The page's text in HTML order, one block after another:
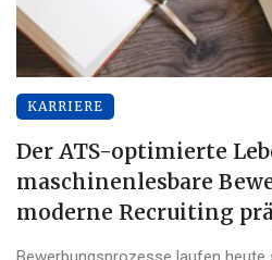
KARRIERE
Der ATS-optimierte
maschinenlesbare
moderne Recruiting